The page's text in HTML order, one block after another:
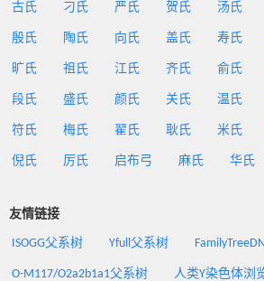
古氏 刁氏 严氏 贺氏 汤氏
殷氏 陶氏 向氏 盖氏 寿氏
旷氏 祖氏 江氏 齐氏 俞氏
段氏 盛氏 颜氏 关氏 温氏
符氏 梅氏 翟氏 耿氏 米氏
倪氏 厉氏 启布弓 麻氏 华氏
友情链接
ISOGG父系树 Yfull父系树
O-M117/O2a2b1a1父系树 人类Y染色体浏